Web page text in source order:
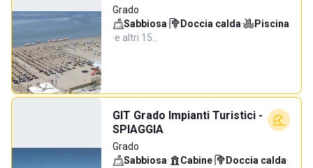
Grado
Sabbiosa· Doccia calda·
Piscina
·e altri 15…
GIT Grado Impianti Turistici -
SPIAGGIA
Grado
Sabbiosa· Cabine· Doccia calda·